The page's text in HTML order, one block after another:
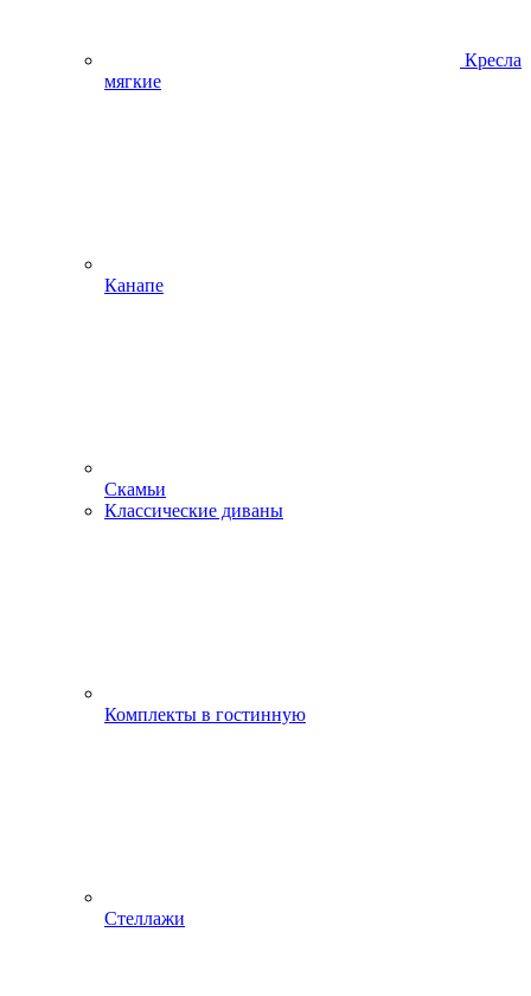
Кресла
мягкие
Канапе
Скамьи
Классические диваны
Комплекты в гостинную
Стеллажи